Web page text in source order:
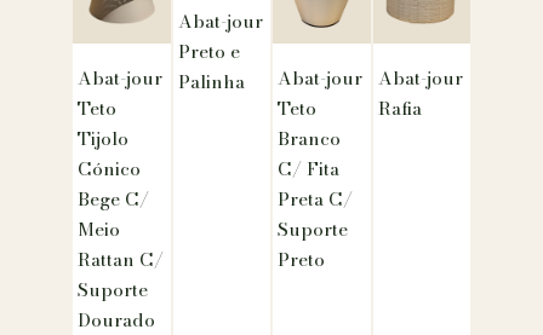
Abat-jour
Teto
Tijolo
Cónico
Bege C/
Meio
Rattan C/
Suporte
Dourado
Abat-jour
Preto e
Palinha
Abat-jour
Teto
Branco
C/ Fita
Preta C/
Suporte
Preto
Abat-jour
Rafia